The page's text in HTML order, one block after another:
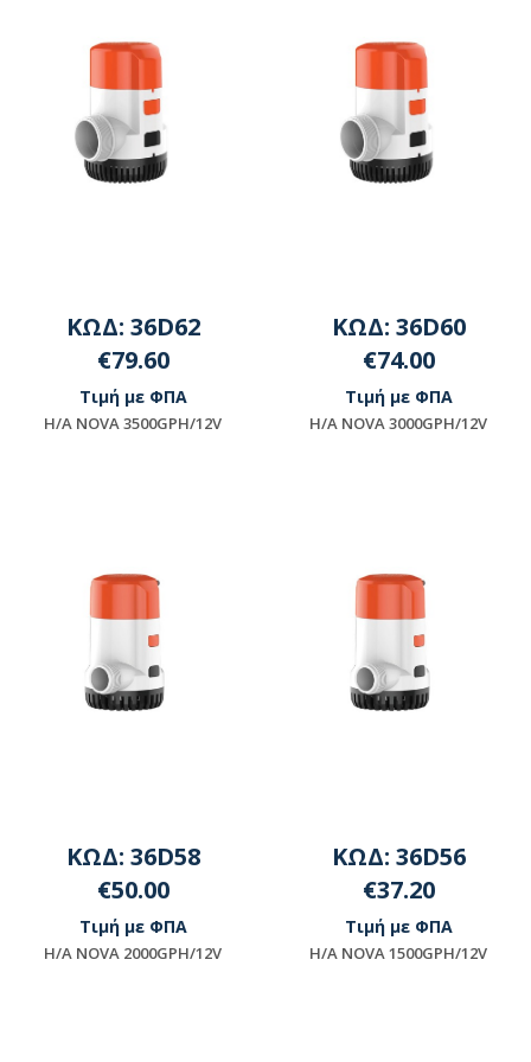
ΚΩΔ: 36D62
€79.60
Τιμή με ΦΠΑ
H/A NOVA 3500GPH/12V
ΚΩΔ: 36D60
€74.00
Τιμή με ΦΠΑ
H/A NOVA 3000GPH/12V
ΚΩΔ: 36D58
€50.00
Τιμή με ΦΠΑ
H/A NOVA 2000GPH/12V
ΚΩΔ: 36D56
€37.20
Τιμή με ΦΠΑ
H/A NOVA 1500GPH/12V